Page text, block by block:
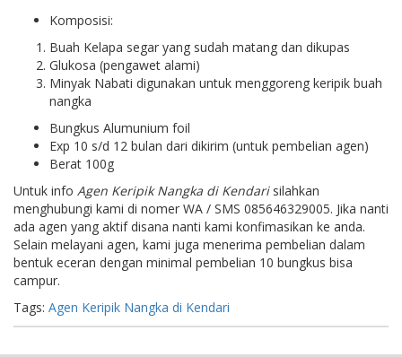
Komposisi:
Buah Kelapa segar yang sudah matang dan dikupas
Glukosa (pengawet alami)
Minyak Nabati digunakan untuk menggoreng keripik buah
nangka
Bungkus Alumunium foil
Exp 10 s/d 12 bulan dari dikirim (untuk pembelian agen)
Berat 100g
Untuk info Agen Keripik Nangka di Kendarisilahkan
menghubungi kami di nomer WA / SMS 085646329005. Jika nanti
ada agen yang aktif disana nanti kami konfimasikan ke anda.
Selain melayani agen, kami juga menerima pembelian dalam
bentuk eceran dengan minimal pembelian 10 bungkus bisa
campur.
Tags: Agen Keripik Nangka di Kendari